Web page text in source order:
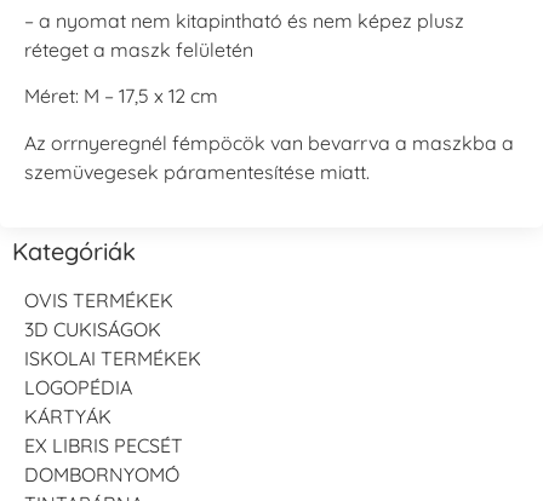
– a nyomat nem kitapintható és nem képez plusz
réteget a maszk felületén
Méret: M – 17,5 x 12 cm
Az orrnyeregnél fémpöcök van bevarrva a maszkba a
szemüvegesek páramentesítése miatt.
Kategóriák
OVIS TERMÉKEK
3D CUKISÁGOK
ISKOLAI TERMÉKEK
LOGOPÉDIA
KÁRTYÁK
EX LIBRIS PECSÉT
DOMBORNYOMÓ